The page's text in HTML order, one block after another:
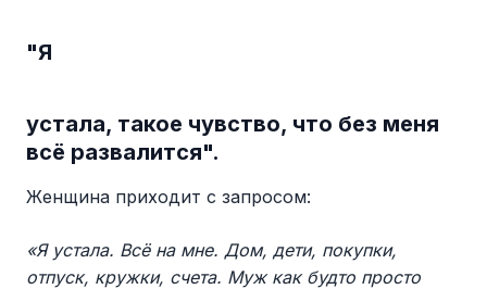
"Я
устала, такое чувство, что без меня
всё развалится".
Женщина приходит с запросом:
«Я устала. Всё на мне. Дом, дети, покупки,
отпуск, кружки, счета. Муж как будто просто